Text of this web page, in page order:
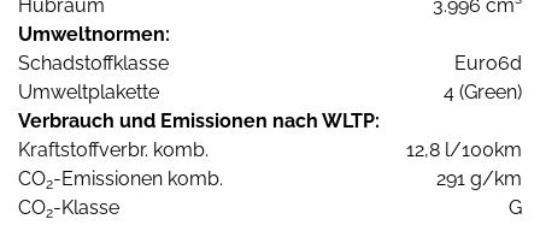
Hubraum
3.996 cm³
Umweltnormen:
Schadstoffklasse
Euro6d
Umweltplakette
4 (Green)
Verbrauch und Emissionen nach WLTP:
Kraftstoffverbr. komb.
12,8 l/100km
CO2-Emissionen komb.
291 g/km
CO2-Klasse G